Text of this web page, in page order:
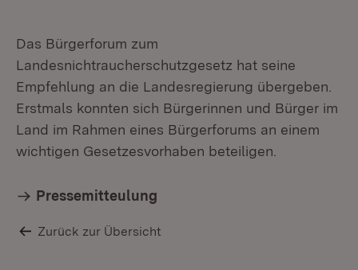
Das Bürgerforum zum
Landesnichtraucherschutzgesetz hat seine
Empfehlung an die Landesregierung übergeben.
Erstmals konnten sich Bürgerinnen und Bürger im
Land im Rahmen eines Bürgerforums an einem
wichtigen Gesetzesvorhaben beteiligen.
Pressemitteulung
Zurück zur Übersicht